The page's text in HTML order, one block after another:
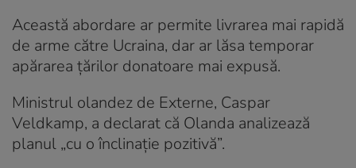
Această abordare ar permite livrarea mai rapidă
de arme către Ucraina, dar ar lăsa temporar
apărarea țărilor donatoare mai expusă.
Ministrul olandez de Externe, Caspar
Veldkamp, a declarat că Olanda analizează
planul „cu o înclinație pozitivă”.